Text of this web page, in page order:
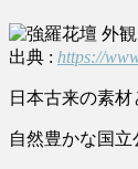
出典 : https://
日本古来の素
自然豊かな国